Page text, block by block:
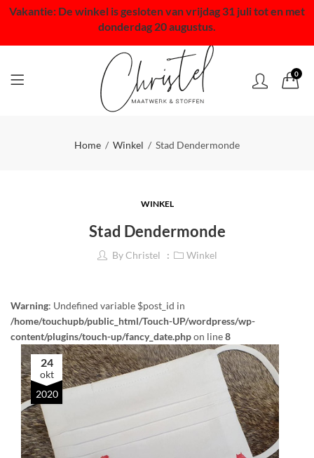
Vakantie: De winkel is gesloten van vrijdag 31 juli tot en met
donderdag 20 augustus.
0
Home Winkel Stad Dendermonde
WINKEL
Stad Dendermonde
ByChristel Winkel
Warning: Undefined variable $post_id in
/home/touchupb/public_html/Touch-UP/wordpress/wp-
content/plugins/touch-up/fancy_date.phpon line8
24
okt
2020